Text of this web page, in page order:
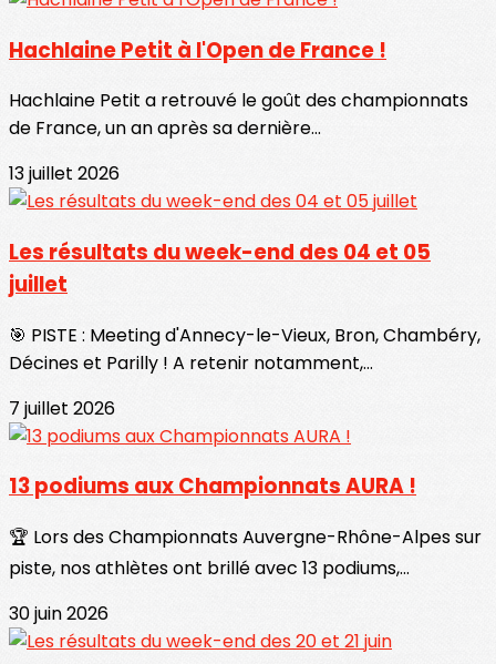
Hachlaine Petit à l'Open de France !
Hachlaine Petit a retrouvé le goût des championnats
de France, un an après sa dernière...
13 juillet 2026
Les résultats du week-end des 04 et 05
juillet
🎯 PISTE : Meeting d'Annecy-le-Vieux, Bron, Chambéry,
Décines et Parilly ! A retenir notamment,...
7 juillet 2026
13 podiums aux Championnats AURA !
🏆 Lors des Championnats Auvergne-Rhône-Alpes sur
piste, nos athlètes ont brillé avec 13 podiums,...
30 juin 2026